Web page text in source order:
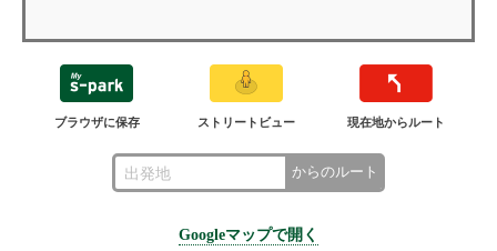
ブラウザに保存 ストリートビュー 現在地からルート
からのルート
Googleマップで開く